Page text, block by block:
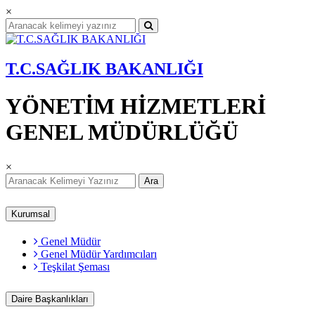
×
T.C.SAĞLIK BAKANLIĞI
YÖNETİM HİZMETLERİ
GENEL MÜDÜRLÜĞÜ
×
Ara
Kurumsal
Genel Müdür
Genel Müdür Yardımcıları
Teşkilat Şeması
Daire Başkanlıkları